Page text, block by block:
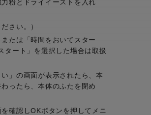
粉とドライイーストを入れ
さい。）
たは「時間をおいてスター
タート」を選択した場合は取扱
」の画面が表示されたら、本
ったら、本体のふたを閉め
確認しOKボタンを押してメニ